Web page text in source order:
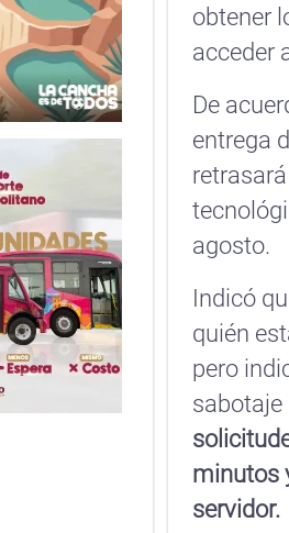
obtener
acceder
De
entrega
agosto.
Indicó
quién
pero
sabotaje
minutos
servidor.